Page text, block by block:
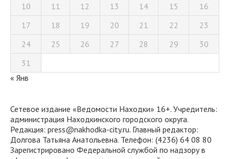
10
11 12 13 14 15
16
17
18 19 20 21 22
23
24
25 26 27 28 29
30
31
« Янв
Сетевое издание «Ведомости Находки» 16+. Учредитель:
администрация Находкинского городского округа.
Редакция: press@nakhodka-city.ru. Главный редактор:
Долгова Татьяна Анатольевна. Телефон: (4236) 64 08 80
Зарегистрировано Федеральной службой по надзору в